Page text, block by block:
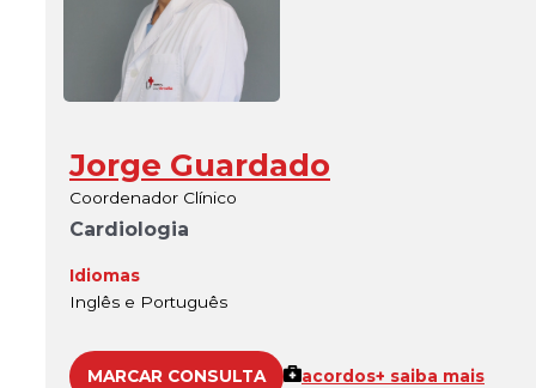
Jorge Guardado
Coordenador Clínico
Cardiologia
Idiomas
Inglês e Português
MARCAR CONSULTA acordos+ saiba mais